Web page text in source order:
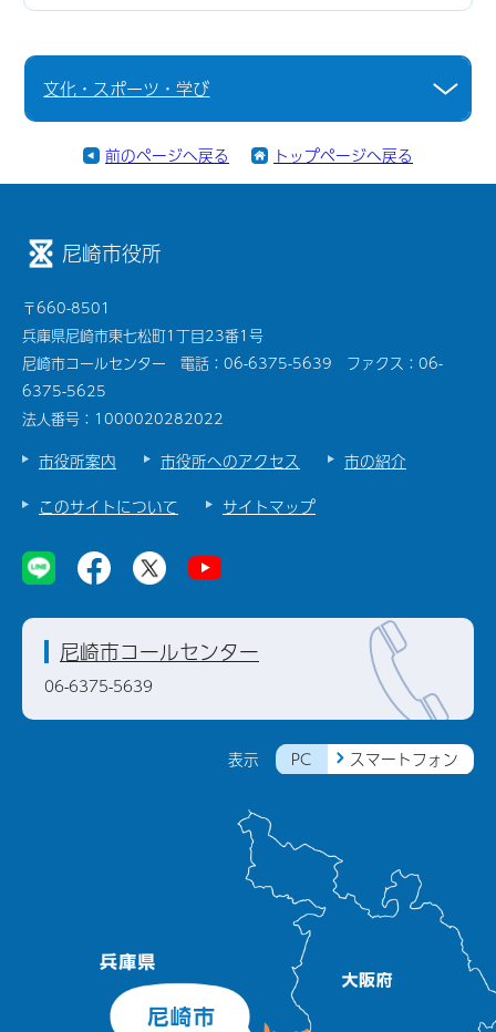
文化・スポーツ・学び
前のページへ戻る トップページへ戻る
尼崎市役所
〒660-8501
兵庫県尼崎市東七松町1丁目23番1号
尼崎市コールセンター 電話：06-6375-5639 ファクス：06-
6375-5625
法人番号：1000020282022
市役所案内 市役所へのアクセス
市の紹介
このサイトについて
サイトマップ
表示 PC スマートフォン
尼崎市コールセンター
06-6375-5639